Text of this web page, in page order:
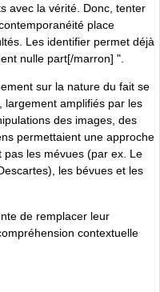
avec la vérité. Donc, tenter
place
Les identifier permet déjà
nulle part[/marron] ".
sur la nature du fait se
largement amplifiés par les
des images, des
permettaient une approche
pas les mévues (par ex. Le
les bévues et les
de remplacer leur
contextuelle